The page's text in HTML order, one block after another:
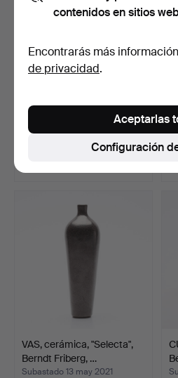
CUENCO, gres, "Selecta",
Subastado 7 sep 2018
7
VAS, cerámica, "Selecta",
Berndt Friberg, …
Subastado 13 may 2021
contenidos en sitios
Encontrarás más
de privacidad.
Configuración
Aceptarlas